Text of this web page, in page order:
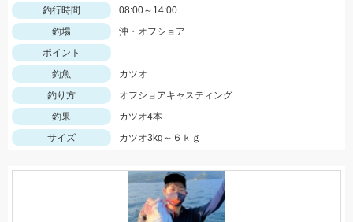
釣行時間
08:00～14:00
釣場
沖・オフショア
ポイント
釣魚
カツオ
釣り方
オフショアキャスティング
釣果
カツオ4本
サイズ
カツオ3kg～６ｋｇ